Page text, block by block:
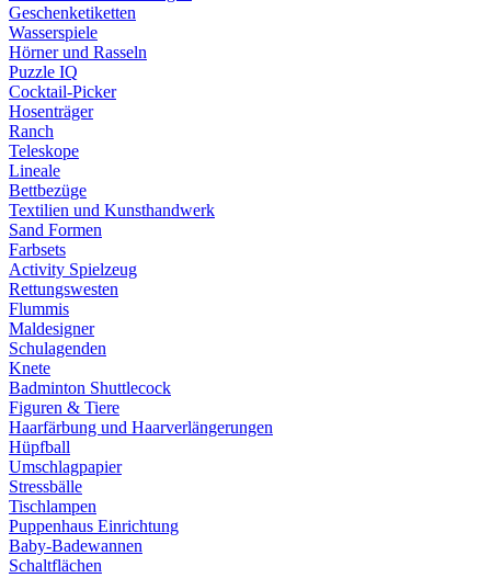
Geschenketiketten
Wasserspiele
Hörner und Rasseln
Puzzle IQ
Cocktail-Picker
Hosenträger
Ranch
Teleskope
Lineale
Bettbezüge
Textilien und Kunsthandwerk
Sand Formen
Farbsets
Activity Spielzeug
Rettungswesten
Flummis
Maldesigner
Schulagenden
Knete
Badminton Shuttlecock
Figuren & Tiere
Haarfärbung und Haarverlängerungen
Hüpfball
Umschlagpapier
Stressbälle
Tischlampen
Puppenhaus Einrichtung
Baby-Badewannen
Schaltflächen